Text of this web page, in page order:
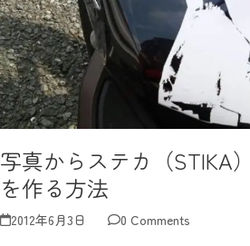
写真からステカ（STIKA
を作る方法
2012年6月3日 0 Comments